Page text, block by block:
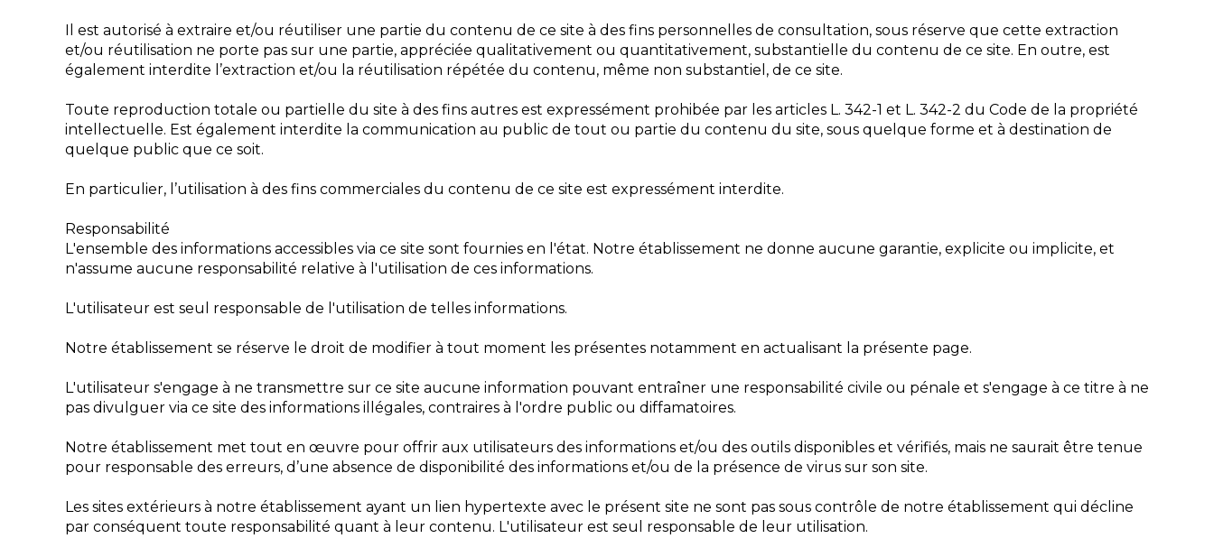
Il est autorisé à extraire et/ou réutiliser une partie du contenu de ce site à des fins personnelles de consultation, sous réserve que cette extraction
et/ou réutilisation ne porte pas sur une partie, appréciée qualitativement ou quantitativement, substantielle du contenu de ce site. En outre, est
également interdite l’extraction et/ou la réutilisation répétée du contenu, même non substantiel, de ce site.
Toute reproduction totale ou partielle du site à des fins autres est expressément prohibée par les articles L. 342-1 et L. 342-2 du Code de la propriété
intellectuelle. Est également interdite la communication au public de tout ou partie du contenu du site, sous quelque forme et à destination de
quelque public que ce soit.
En particulier, l’utilisation à des fins commerciales du contenu de ce site est expressément interdite.
Responsabilité
L'ensemble des informations accessibles via ce site sont fournies en l'état. Notre établissement ne donne aucune garantie, explicite ou implicite, et
n'assume aucune responsabilité relative à l'utilisation de ces informations.
L'utilisateur est seul responsable de l'utilisation de telles informations.
Notre établissement se réserve le droit de modifier à tout moment les présentes notamment en actualisant la présente page.
L'utilisateur s'engage à ne transmettre sur ce site aucune information pouvant entraîner une responsabilité civile ou pénale et s'engage à ce titre à ne
pas divulguer via ce site des informations illégales, contraires à l'ordre public ou diffamatoires.
Notre établissement met tout en œuvre pour offrir aux utilisateurs des informations et/ou des outils disponibles et vérifiés, mais ne saurait être tenue
pour responsable des erreurs, d’une absence de disponibilité des informations et/ou de la présence de virus sur son site.
Les sites extérieurs à notre établissement ayant un lien hypertexte avec le présent site ne sont pas sous contrôle de notre établissement qui décline
par conséquent toute responsabilité quant à leur contenu. L'utilisateur est seul responsable de leur utilisation.